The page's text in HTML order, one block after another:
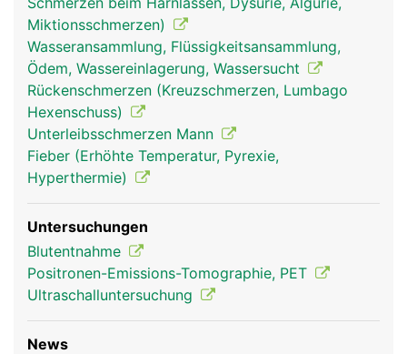
Miktionsschmerzen)
Wasseransammlung, Flüssigkeitsansammlung,
Ödem, Wassereinlagerung, Wassersucht
Rückenschmerzen (Kreuzschmerzen, Lumbago
Hexenschuss)
Unterleibsschmerzen Mann
Fieber (Erhöhte Temperatur, Pyrexie,
Hyperthermie)
Untersuchungen
Blutentnahme
Positronen-Emissions-Tomographie, PET
Ultraschalluntersuchung
News